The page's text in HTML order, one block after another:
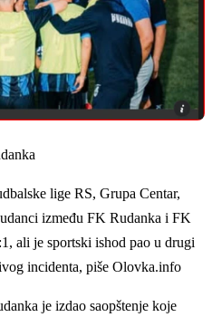
lige RS, Grupa Centar,
između FK Rudanka i FK
ali je sportski ishod pao u drugi
incidenta, piše Olovka.info
je izdao saopštenje koje